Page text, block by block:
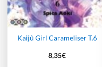
Kaijû Girl Carameliser T.6
8,35€